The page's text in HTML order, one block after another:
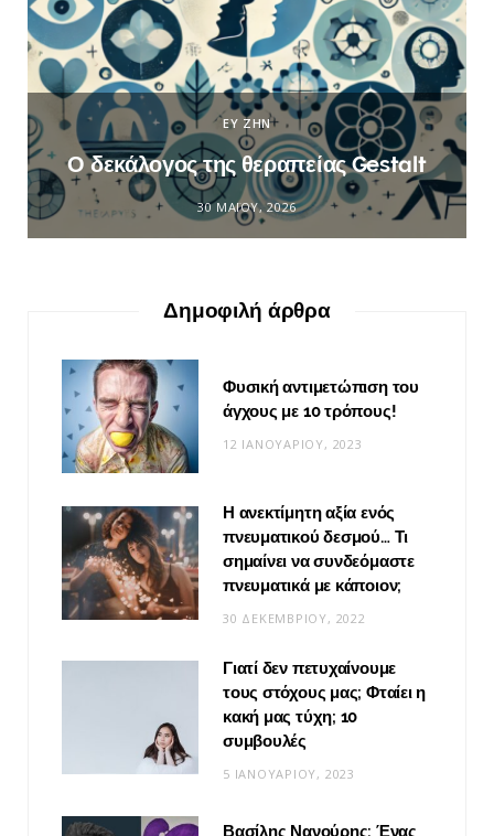
ΕΥ ΖΗΝ
Ο δεκάλογος της θεραπείας Gestalt
30 ΜΑΪ́ΟΥ, 2026
Δημοφιλή άρθρα
Φυσική αντιμετώπιση του
άγχους με 10 τρόπους!
12 ΙΑΝΟΥΑΡΊΟΥ, 2023
Η ανεκτίμητη αξία ενός
πνευματικού δεσμού… Τι
σημαίνει να συνδεόμαστε
πνευματικά με κάποιον;
30 ΔΕΚΕΜΒΡΊΟΥ, 2022
Γιατί δεν πετυχαίνουμε
τους στόχους μας; Φταίει η
κακή μας τύχη; 10
συμβουλές
5 ΙΑΝΟΥΑΡΊΟΥ, 2023
Βασίλης Νανούρης: Ένας